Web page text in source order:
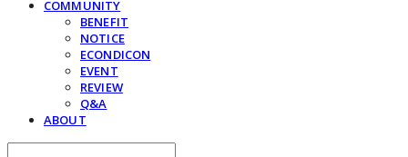
COMMUNITY
BENEFIT
NOTICE
ECONDICON
EVENT
REVIEW
Q&A
ABOUT